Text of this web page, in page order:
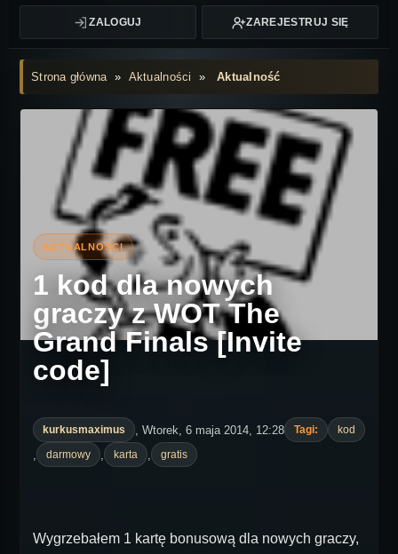
ZALOGUJ ZAREJESTRUJ SIĘ
Strona główna» Aktualności »Aktualność
1 kod dla nowych
graczy z WOT The
Grand Finals [Invite
code]
kurkusmaximus , Wtorek, 6 maja 2014, 12:28 Tagi: kod
darmowy karta gratis
Wygrzebałem 1 kartę bonusową dla nowych graczy,